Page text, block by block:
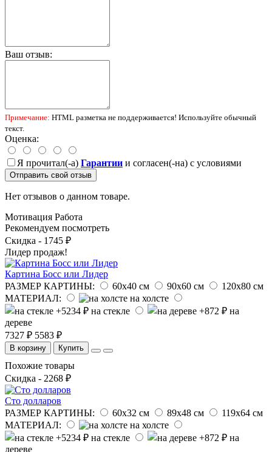
Ваш отзыв:
Примечание: HTML разметка не поддерживается! Используйте обычный
текст.
Оценка:
Я прочитал(-а) Гарантии и согласен(-на) с условиями
Отправить свой отзыв
Нет отзывов о данном товаре.
Мотивация Работа
Рекомендуем посмотреть
Скидка - 1745 ₽
Лидер продаж!
Картина Босс или Лидер
РАЗМЕР КАРТИНЫ:
60х40 см 90х60 см
120х80 см
МАТЕРИАЛ:
на холсте
на стекле
на
дереве
7327 ₽ 5583 ₽
В корзину Купить
Похожие товары
Скидка - 2268 ₽
Сто долларов
РАЗМЕР КАРТИНЫ:
60х32 см 89х48 см
119х64 см
МАТЕРИАЛ:
на холсте
на стекле
на
дереве